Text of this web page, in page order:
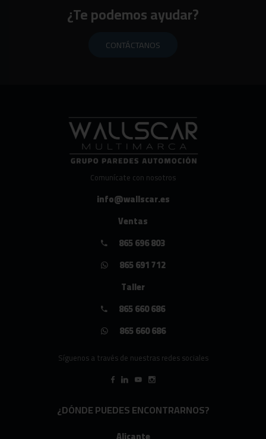
¿Te podemos ayudar?
CONTÁCTANOS
Comunícate con nosotros
info@wallscar.es
Ventas
865 696 803
865 691 712
Taller
865 660 686
865 660 686
Síguenos a través de nuestras redes sociales
¿DÓNDE PUEDES ENCONTRARNOS?